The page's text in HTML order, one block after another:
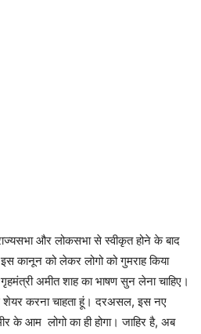
और लोकसभा से स्वीकृत होने के बाद
कानून को लेकर लोगो को गुमराह किया
अमीत शाह का भाषण सुन लेना चाहिए।
करना चाहता हूं। दरअसल, इस नए
के आम लोगो का ही होगा। जाहिर है, अब